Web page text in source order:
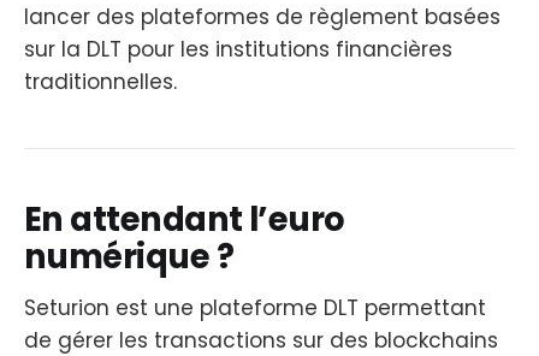
lancer des plateformes de règlement basées
sur la DLT pour les institutions financières
traditionnelles.
En attendant l’euro
numérique ?
Seturion est une plateforme DLT permettant
de gérer les transactions sur des blockchains